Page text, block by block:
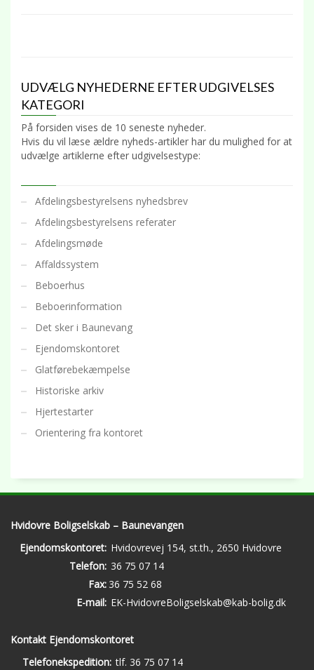
UDVÆLG NYHEDERNE EFTER UDGIVELSES
KATEGORI
På forsiden vises de 10 seneste nyheder.
Hvis du vil læse ældre nyheds-artikler har du mulighed for at
udvælge artiklerne efter udgivelsestype:
Afdelingsbestyrelsens nyhedsbrev
Afdelingsbestyrelsens referater
Afdelingsmøde
Affaldssystem
Beboerhus
Beboerinformation
Det sker i Baunevang
Ejendomskontoret
Glatførebekæmpelse
Historiske arkiv
Hjertestarter
Orientering fra kontoret
Hvidovre Boligselskab – Baunevangen
Ejendomskontoret: Hvidovrevej 154, st.th., 2650 Hvidovre
Telefon: 36 75 07 14
Fax: 36 75 52 68
E-mail: EK-HvidovreBoligselskab@kab-bolig.dk
Kontakt Ejendomskontoret
Telefonekspedition: tlf. 36 75 07 14